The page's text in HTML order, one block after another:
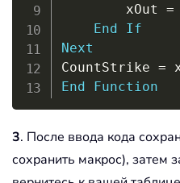
        xOut
=
End
If
Next
CountStrike =
End
Function
3. После ввода кода
сохранить макрос), затем